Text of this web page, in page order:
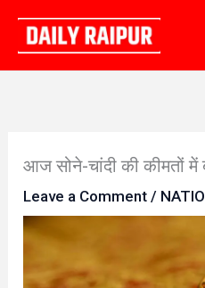
content
आज सोने-चांदी की कीमतों में
Leave a Comment /